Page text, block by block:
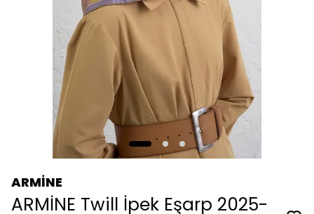
ARMİNE
ARMİNE Twill İpek Eşarp 2025-